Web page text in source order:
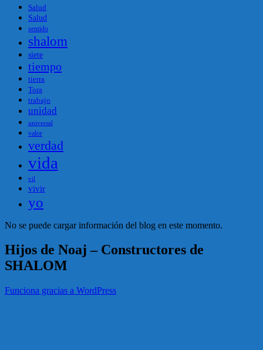
Salud
Salud
sentido
shalom
siete
tiempo
tierra
Tora
trabajo
unidad
universal
valor
verdad
vida
vil
vivir
yo
No se puede cargar información del blog en este momento.
Hijos de Noaj – Constructores de
SHALOM
Funciona gracias a WordPress